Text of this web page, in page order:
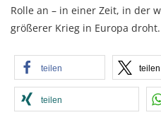
Rolle an – in einer Zeit, in der
größerer Krieg in Europa droht.
teilen teilen
teilen